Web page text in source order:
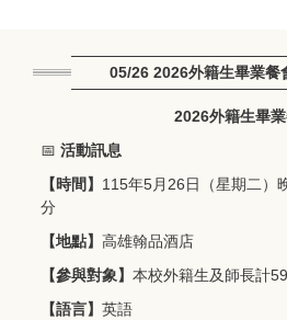
05/26 2026外籍生畢業餐
2026外籍生畢
📅 活動訊息
【時間】 115年5月26日（星期二）
分
【地點】 高雄翰品酒店
【參與對象】 本校外籍生及師長計
【語言】 英語